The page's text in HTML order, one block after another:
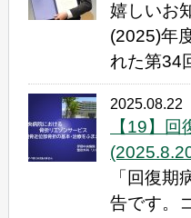
嬉しいお
(2025)年
れた第34
2025.08.22
【19】
「回復
告です。